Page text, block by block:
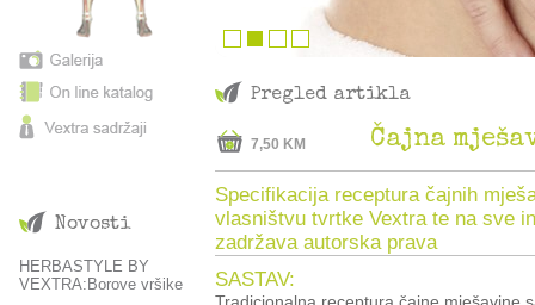
Novosti
HERBASTYLE BY
VEXTRA:Borove vršike
Pregled artikla
7,50 KM
Specifikacija receptura čajnih
vlasništvu tvrtke Vextra te na sve
zadržava autorska prava
SASTAV: